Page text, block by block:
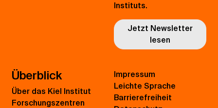
Instituts.
Jetzt Newsletter
lesen
Überblick
Über das Kiel Institut
Forschungszentren
Impressum
Leichte Sprache
Barrierefreiheit